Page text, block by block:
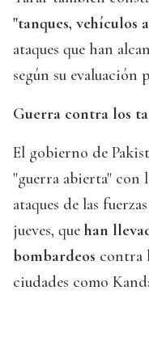
"tanques, vehículos
ataques que han
según su evaluación
Guerra contra los
El gobierno de
"guerra abierta" con
ataques de las
jueves, que han
bombardeos contra
ciudades como